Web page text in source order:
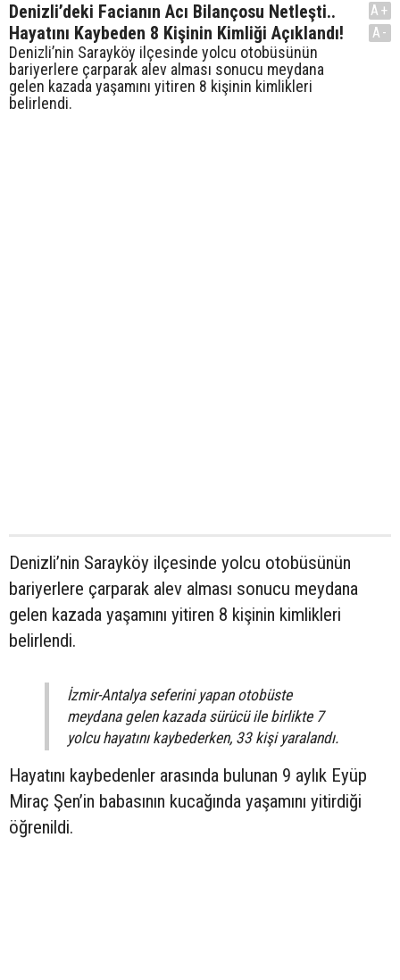
Denizli’deki Facianın Acı Bilançosu Netleşti..
Hayatını Kaybeden 8 Kişinin Kimliği Açıklandı!
Denizli’nin Sarayköy ilçesinde yolcu otobüsünün
bariyerlere çarparak alev alması sonucu meydana
gelen kazada yaşamını yitiren 8 kişinin kimlikleri
belirlendi.
A+
A-
Denizli’nin Sarayköy ilçesinde yolcu otobüsünün
bariyerlere çarparak alev alması sonucu meydana
gelen kazada yaşamını yitiren 8 kişinin kimlikleri
belirlendi.
İzmir-Antalya seferini yapan otobüste
meydana gelen kazada sürücü ile birlikte 7
yolcu hayatını kaybederken, 33 kişi yaralandı.
Hayatını kaybedenler arasında bulunan 9 aylık Eyüp
Miraç Şen’in babasının kucağında yaşamını yitirdiği
öğrenildi.